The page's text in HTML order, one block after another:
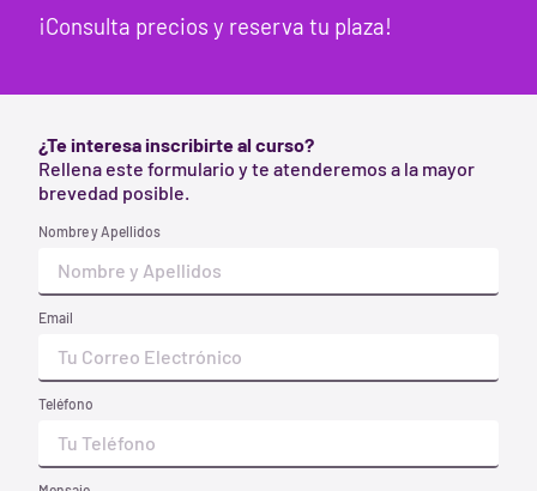
acuerdo a la norma ISO 9001.
INFORMACIÓN
Nuestro Centro
In-Company
Blog
CURSOS PREVENCIÓN
Básico 60 Horas en PRL Barcelona
20 Horas Convenio Barcelona
6 Horas Convenio Barcelona
¡Consulta precios y reserva tu plaza!
¿Te interesa inscribirte al curso?
Rellena este formulario y te atenderemos a la mayor
brevedad posible.
Nombre y Apellidos
Email
Teléfono